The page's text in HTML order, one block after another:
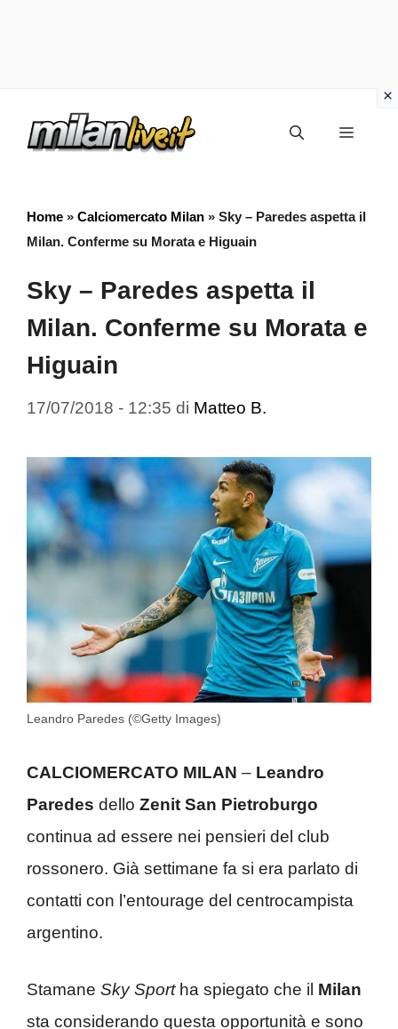
Menu
Home » Calciomercato Milan » Sky – Paredes aspetta il
Milan. Conferme su Morata e Higuain
Sky – Paredes aspetta il
Milan. Conferme su Morata e
Higuain
17/07/2018 - 12:35 di Matteo B.
Leandro Paredes (©Getty Images)
CALCIOMERCATO MILAN – Leandro
Paredes dello Zenit San Pietroburgo
continua ad essere nei pensieri del club
rossonero. Già settimane fa si era parlato di
contatti con l’entourage del centrocampista
argentino.
Stamane Sky Sportha spiegato che il Milan
sta considerando questa opportunità e sono